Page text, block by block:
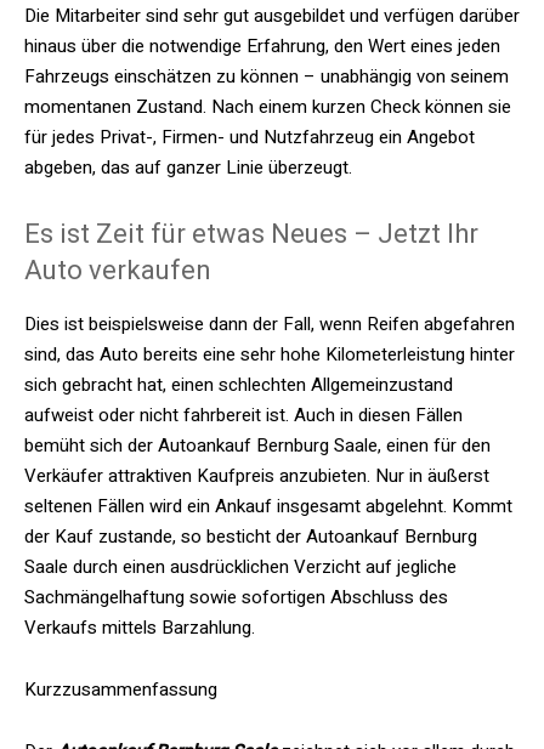
Die Mitarbeiter sind sehr gut ausgebildet und verfügen darüber
hinaus über die notwendige Erfahrung, den Wert eines jeden
Fahrzeugs einschätzen zu können – unabhängig von seinem
momentanen Zustand. Nach einem kurzen Check können sie
für jedes Privat-, Firmen- und Nutzfahrzeug ein Angebot
abgeben, das auf ganzer Linie überzeugt.
Es ist Zeit für etwas Neues – Jetzt Ihr
Auto verkaufen
Dies ist beispielsweise dann der Fall, wenn Reifen abgefahren
sind, das Auto bereits eine sehr hohe Kilometerleistung hinter
sich gebracht hat, einen schlechten Allgemeinzustand
aufweist oder nicht fahrbereit ist. Auch in diesen Fällen
bemüht sich der Autoankauf Bernburg Saale, einen für den
Verkäufer attraktiven Kaufpreis anzubieten. Nur in äußerst
seltenen Fällen wird ein Ankauf insgesamt abgelehnt. Kommt
der Kauf zustande, so besticht der Autoankauf Bernburg
Saale durch einen ausdrücklichen Verzicht auf jegliche
Sachmängelhaftung sowie sofortigen Abschluss des
Verkaufs mittels Barzahlung.
Kurzzusammenfassung